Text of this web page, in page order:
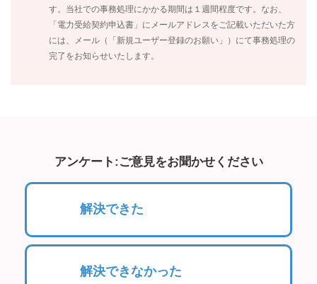
す。当社での事務処理にかかる期間は１週間程度です。なお、
「電力受給契約申込書」にメールアドレスをご記載いただいた方
には、メール（「新規ユーザー登録のお願い」）にて事務処理の
完了をお知らせいたします。
アンケート:ご意見をお聞かせください
解決できた
解決できなかった